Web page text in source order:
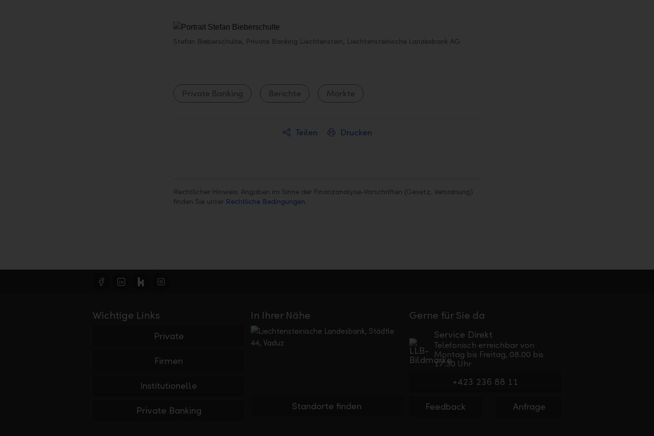
Stefan Bieberschulte, Private Banking Liechtenstein, Liechtensteinische Landesbank AG
Private Banking Berichte Märkte
Teilen Drucken
Rechtlicher Hinweis: Angaben im Sinne der Finanzanalyse-Vorschriften (Gesetz, Verordnung)
finden Sie unter Rechtliche Bedingungen.
Gerne für Sie da
Service Direkt
Telefonisch erreichbar von
Montag bis Freitag, 08.00 bis
17.30 Uhr
+423 236 88 11
Feedback Anfrage
In Ihrer Nähe
Standorte finden
Wichtige Links
Private
Firmen
Institutionelle
Private Banking